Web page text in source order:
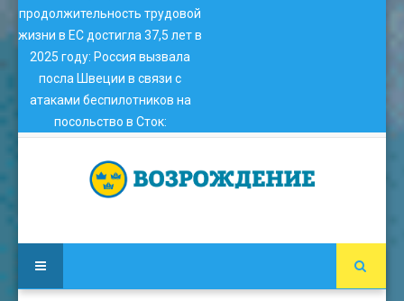
продолжительность трудовой
жизни в ЕС достигла 37,5 лет в
2025 году: Россия вызвала
посла Швеции в связи с
атаками беспилотников на
посольство в Сток: